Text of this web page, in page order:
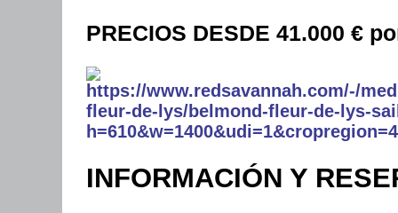
PRECIOS DESDE 41.000 €
INFORMACIÓN Y